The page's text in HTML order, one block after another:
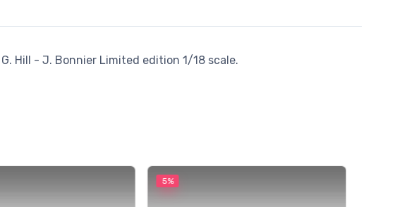
Hill - J. Bonnier Limited edition 1/18 scale.
5%